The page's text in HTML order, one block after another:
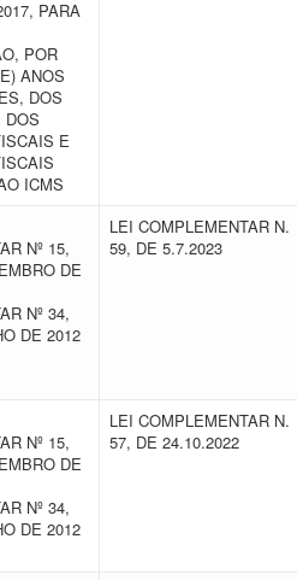
PARA
POR
ANOS
DOS
DOS
E
ICMS
Nº 15,
DE
Nº 34,
DE 2012
LEI COMPLEMENTAR N.
59, DE 5.7.2023
Nº 15,
DE
Nº 34,
DE 2012
LEI COMPLEMENTAR N.
57, DE 24.10.2022